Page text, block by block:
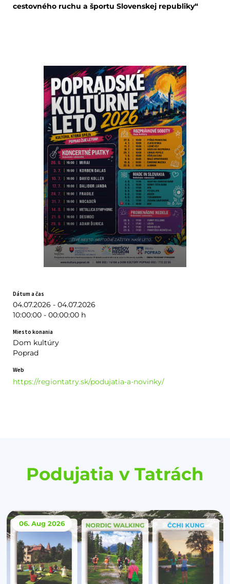
cestovného ruchu a športu Slovenskej republiky“
Dátum a čas
04.07.2026 - 04.07.2026
10:00:00 - 00:00:00 h
Miesto konania
Dom kultúry
Poprad
Web
https://regiontatry.sk/podujatia-a-novinky/
Podujatia v Tatrách
06. Aug 2026